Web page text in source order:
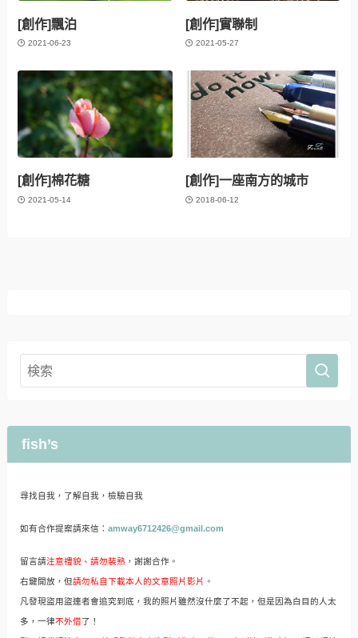
[創作]飄泊
2021-06-23
[創作]實聯制
2021-05-27
[創作]棉花糖
2021-05-14
[創作]一座南方的城市
2018-06-12
fish’s
尋找自我，了解自我，檢驗自我
如有合作提案請來信： amway6712426@gmail.com
留言請注意禮貌、請勿裝熟，謝謝合作。
右鍵開放，但請勿私自下載本人的文章照片影片 。
凡發現盜用盜連者會追究到底，我的照片雖然沒什麼了不起，但是因為白目的人太
多，一律不外借了！